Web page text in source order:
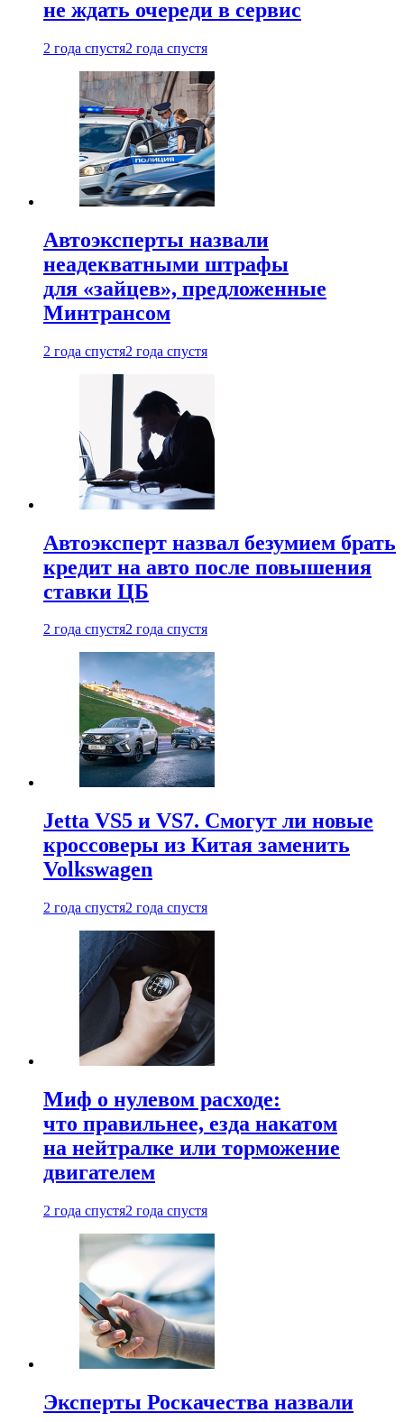
не ждать очереди в сервис
2 года спустя2 года спустя
Автоэксперты назвали
неадекватными штрафы
для «зайцев», предложенные
Минтрансом
2 года спустя2 года спустя
Автоэксперт назвал безумием брать
кредит на авто после повышения
ставки ЦБ
2 года спустя2 года спустя
Jetta VS5 и VS7. Смогут ли новые
кроссоверы из Китая заменить
Volkswagen
2 года спустя2 года спустя
Миф о нулевом расходе:
что правильнее, езда накатом
на нейтралке или торможение
двигателем
2 года спустя2 года спустя
Эксперты Роскачества назвали